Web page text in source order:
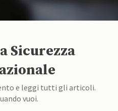
Sicurezza
e leggi tutti gli articoli.
vuoi.